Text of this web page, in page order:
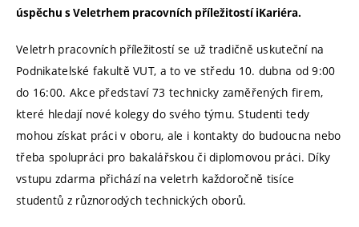
úspěchu s Veletrhem pracovních příležitostí iKariéra.
Veletrh pracovních příležitostí se už tradičně uskuteční na
Podnikatelské fakultě VUT, a to ve středu 10. dubna od 9:00
do 16:00. Akce představí 73 technicky zaměřených firem,
které hledají nové kolegy do svého týmu. Studenti tedy
mohou získat práci v oboru, ale i kontakty do budoucna nebo
třeba spolupráci pro bakalářskou či diplomovou práci. Díky
vstupu zdarma přichází na veletrh každoročně tisíce
studentů z různorodých technických oborů.